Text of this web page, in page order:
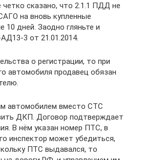
четко сказано, что 2.1.1 ПДД не
на вновь купленные
10 дней. Заодно гляньте и
3 от 21.01.2014.
о регистрации, то при
автомобиля продавец обязан
автомобилем вместо СТС
ДКП. Договор подтверждает
В нём указан номер ПТС, в
инспектор может убедиться,
ПТС выдавался, то